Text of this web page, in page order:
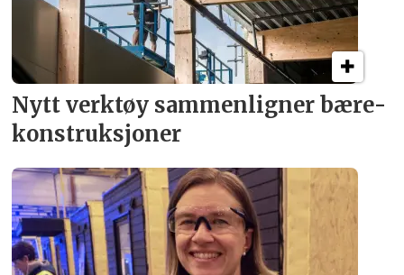
Nytt verktøy sammenligner bære­
konstruksjoner